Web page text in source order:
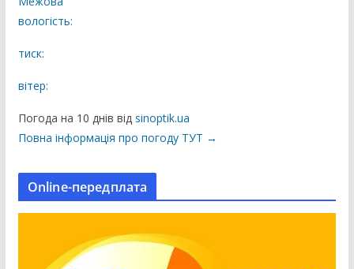
л
і
к
ц
вологість:
тиск:
вітер:
Погода на 10 днів від sinoptik.ua
Повна інформація про погоду ТУТ →
Online-передплата